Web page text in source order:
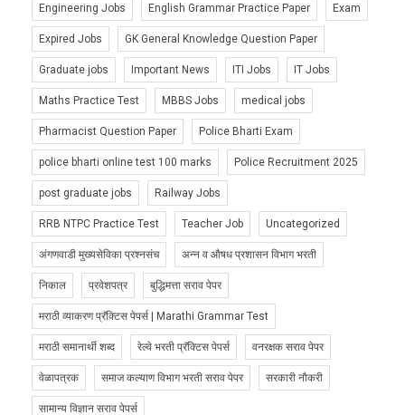
Engineering Jobs English Grammar Practice Paper Exam
Expired Jobs GK General Knowledge Question Paper
Graduate jobs Important News ITI Jobs IT Jobs
Maths Practice Test MBBS Jobs medical jobs
Pharmacist Question Paper Police Bharti Exam
police bharti online test 100 marks Police Recruitment 2025
post graduate jobs Railway Jobs
RRB NTPC Practice Test Teacher Job Uncategorized
अंगणवाडी मुख्यसेविका प्रश्नसंच अन्न व औषध प्रशासन विभाग भरती
निकाल प्रवेशपत्र बुद्धिमत्ता सराव पेपर
मराठी व्याकरण प्रॅक्टिस पेपर्स | Marathi Grammar Test
मराठी समानार्थी शब्द रेल्वे भरती प्रॅक्टिस पेपर्स वनरक्षक सराव पेपर
वेळापत्रक समाज कल्याण विभाग भरती सराव पेपर सरकारी नौकरी
सामान्य विज्ञान सराव पेपर्स